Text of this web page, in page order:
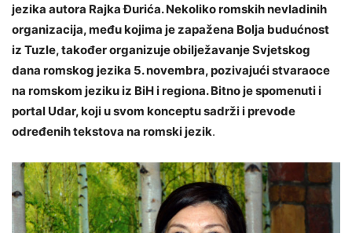
jezika autora Rajka Đurića. Nekoliko romskih nevladinih
organizacija, među kojima je zapažena Bolja budućnost
iz Tuzle, također organizuje obilježavanje Svjetskog
dana romskog jezika 5. novembra, pozivajući stvaraoce
na romskom jeziku iz BiH i regiona. Bitno je spomenuti i
portal Udar, koji u svom konceptu sadrži i prevode
određenih tekstova na romski jezik.